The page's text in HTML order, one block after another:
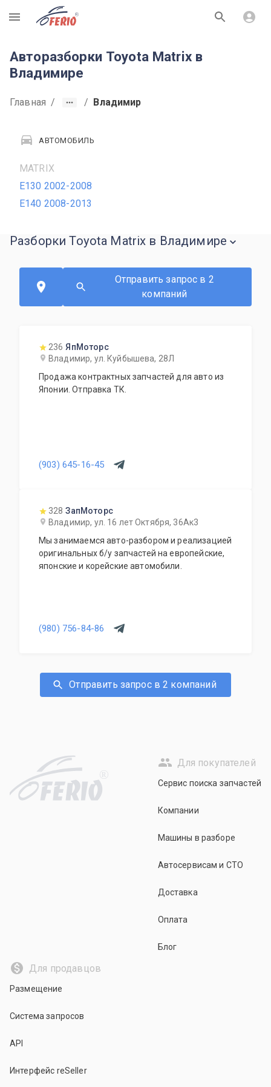
R
Авторазборки Toyota Matrix в
Владимире
Главная / / Владимир
АВТОМОБИЛЬ
MATRIX
E130 2002-2008
E140 2008-2013
Разборки Toyota Matrix в Владимире
Отправить запрос в 2
компаний
236 ЯпМоторс
Владимир, ул. Куйбышева, 28Л
Продажа контрактных запчастей для авто из
Японии. Отправка ТК.
(903) 645-16-45
328 ЗапМоторс
Владимир, ул. 16 лет Октября, 36Ак3
Мы занимаемся авто-разбором и реализацией
оригинальных б/у запчастей на европейские,
японские и корейские автомобили.
(980) 756-84-86
Отправить запрос в 2 компаний
R
Для покупателей
Сервис поиска запчастей
Компании
Машины в разборе
Автосервисам и СТО
Доставка
Оплата
Блог
Для продавцов
Размещение
Система запросов
API
Интерфейс reSeller